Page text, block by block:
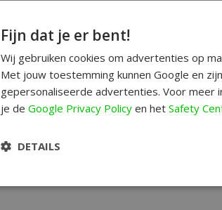
Fijn dat je er bent!
Wij gebruiken cookies om advertenties op
Met jouw toestemming kunnen Google en
gepersonaliseerde advertenties. Voor meer
je de Google Privacy Policy en het Safety
DETAILS